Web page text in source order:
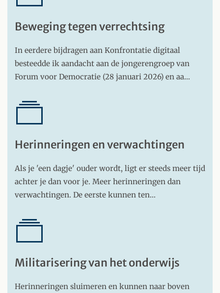
Beweging tegen verrechtsing
In eerdere bijdragen aan Konfrontatie digitaal
besteedde ik aandacht aan de jongerengroep van
Forum voor Democratie (28 januari 2026) en aa…
Herinneringen en verwachtingen
Als je 'een dagje' ouder wordt, ligt er steeds meer tijd
achter je dan voor je. Meer herinneringen dan
verwachtingen. De eerste kunnen ten…
Militarisering van het onderwijs
Herinneringen sluimeren en kunnen naar boven